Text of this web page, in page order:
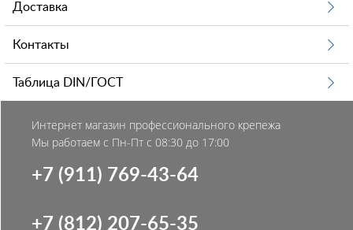
Доставка
Контакты
Таблица DIN/ГОСТ
Интернет магазин профессионального крепежа
Мы работаем с Пн-Пт с 08:30 до 17:00
+7 (911) 769-43-64
+7 (812) 207-65-35